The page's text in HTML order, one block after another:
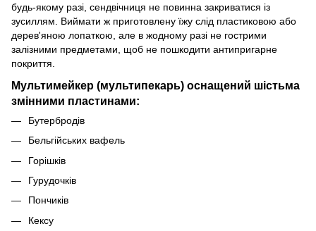
будь-якому разі, сендвічниця не повинна закриватися із
зусиллям. Виймати ж приготовлену їжу слід пластиковою або
дерев'яною лопаткою, але в жодному разі не гострими
залізними предметами, щоб не пошкодити антипригарне
покриття.
Мультимейкер (мультипекарь) оснащений шістьма
змінними пластинами:
Бутербродів
Бельгійських вафель
Горішків
Гурудочків
Пончиків
Кексу